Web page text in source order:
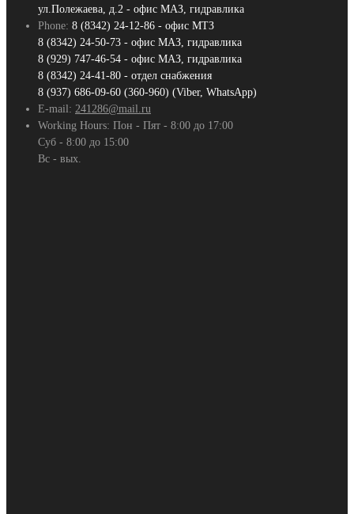
ул.Полежаева, д.2 - офис МАЗ, гидравлика
Phone: 8 (8342) 24-12-86 - офис МТЗ
8 (8342) 24-50-73 - офис МАЗ, гидравлика
8 (929) 747-46-54 - офис МАЗ, гидравлика
8 (8342) 24-41-80 - отдел снабжения
8 (937) 686-09-60 (360-960) (Viber, WhatsApp)
E-mail: 241286@mail.ru
Working Hours: Пон - Пят - 8:00 до 17:00
Суб - 8:00 до 15:00
Вс - вых.